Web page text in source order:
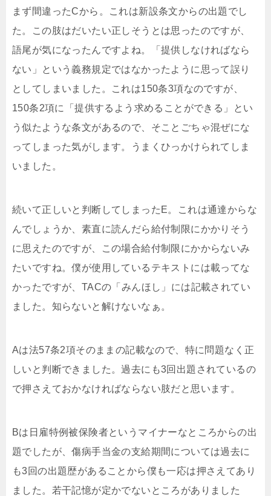
まず間違ったCから。これは新設条文からの出題でし
た。この肢はだいたい正しそうとは思ったのですが、
語尾が気になったんですよね。「提供しなければなら
ない」という義務規定ではなかったように思って誤り
としてしまいました。これは150条3項なのですが、
150条2項に「提供するよう求めることができる」とい
う似たような条文があるので、そことごちゃ混ぜにな
ってしまった気がします。うまくひっかけられてしま
いました。
続いて正しいと判断してしまったE。これは通達からな
んでしょうか、素直に読んだら給付制限にかかりそう
に思えたのですが、この場合給付制限にかからないみ
たいですね。僕が使用しているテキストには載ってな
かったですが、TACの「みんほし」には記載されてい
ました。知らないと解けないなぁ。
Aは法57条2項そのままの記載なので、特に問題なく正
しいと判断できました。過去にも3回出題されているの
で押さえておかなければならない肢だと思います。
Bは日雇特例被保険者というマイナーなところからの出
題でしたが、傷病手当金の支給期間については過去に
も3回の出題歴があることから僕も一応は押さえてあり
ました。若干記憶が定かでないところがありました